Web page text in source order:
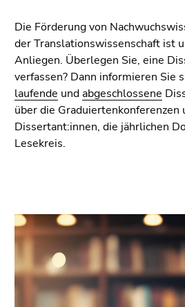
Die Förderung von
der Translationswissenschaft ist
Anliegen. Überlegen Sie, eine
verfassen? Dann informieren Sie
laufende undabgeschlossene
über die Graduiertenkonferenzen
Dissertant:innen, die jährlichen
Lesekreis.